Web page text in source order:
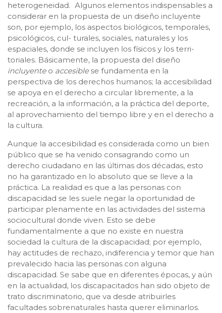
heterogeneidad. Algunos elementos indispensables a
considerar en la propuesta de un diseño incluyente
son, por ejemplo, los aspectos biológicos, temporales,
psicológicos, cul- turales, sociales, naturales y los
espaciales, donde se incluyen los físicos y los terri-
toriales. Básicamente, la propuesta del diseño
incluyente o accesible se fundamenta en la
perspectiva de los derechos humanos; la accesibilidad
se apoya en el derecho a circular libremente, a la
recreación, a la información, a la práctica del deporte,
al aprovechamiento del tiempo libre y en el derecho a
la cultura.
Aunque la accesibilidad es considerada como un bien
público que se ha venido consagrando como un
derecho ciudadano en las últimas dos décadas, esto
no ha garantizado en lo absoluto que se lleve a la
práctica. La realidad es que a las personas con
discapacidad se les suele negar la oportunidad de
participar plenamente en las actividades del sistema
sociocultural donde viven. Esto se debe
fundamentalmente a que no existe en nuestra
sociedad la cultura de la discapacidad; por ejemplo,
hay actitudes de rechazo, indiferencia y temor que han
prevalecido hacia las personas con alguna
discapacidad. Se sabe que en diferentes épocas, y aún
en la actualidad, los discapacitados han sido objeto de
trato discriminatorio, que va desde atribuirles
facultades sobrenaturales hasta querer eliminarlos.